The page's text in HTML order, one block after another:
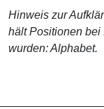
Hinweis zur
hält Positionen bei
wurden: Alphabet.